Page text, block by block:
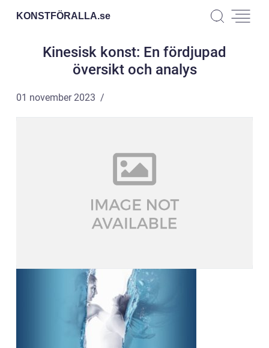
KONSTFÖRALLA.se
Kinesisk konst: En fördjupad
översikt och analys
01 november 2023